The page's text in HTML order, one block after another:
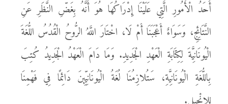
أَحَدُ الْأُمُورِ الَّتِي عَلَيْنَا إِدْرَاكُهَا هُوَ أَنَّهُ بِغَضِّ النَّظَرِ عَنِ
النَّتَائِجِ، وَسَوَاءٌ أَعْجَبَنَا أَمْ لَا، اخْتَارَ اللَّهُ الرُّوحُ الْقُدُسُ اللُّغَةَ
الْيُونَانِيَّةَ لِكِتَابَةِ الْعَهْدِ الْجَدِيدِ. وَمَا دَامَ الْعَهْدُ الْجَدِيدُ كُتِبَ
بِاللُّغَةِ الْيُونَانِيَّةِ، سَتُلازِمُنَا لُغَةُ الْيُونَانِيِّينَ دَائِمًا فِي فَهْمِنَا